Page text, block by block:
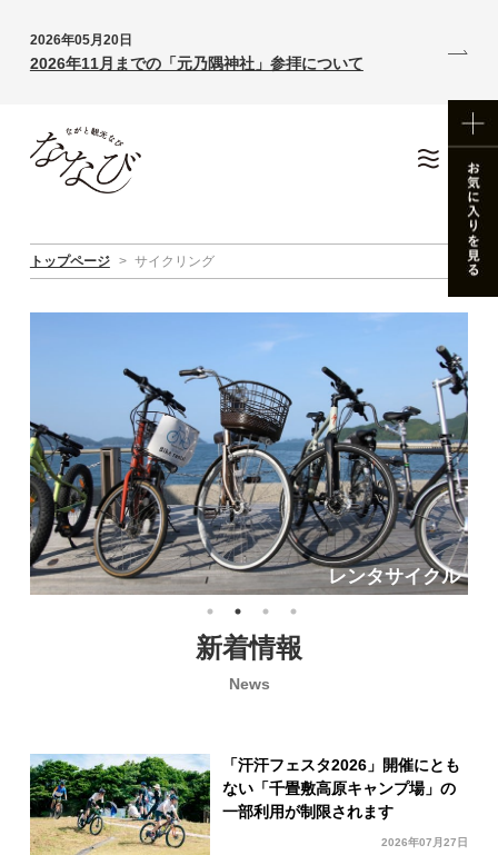
2026年05月20日
2026年11月までの「元乃隅神社」参拝について
トップページ > サイクリング
レンタサイクル
新着情報
News
「汗汗フェスタ2026」開催にとも
ない「千畳敷高原キャンプ場」の
一部利用が制限されます
2026年07月27日